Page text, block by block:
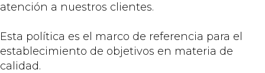
atención a nuestros clientes.
Esta política es el marco de referencia para el
establecimiento de objetivos en materia de
calidad.